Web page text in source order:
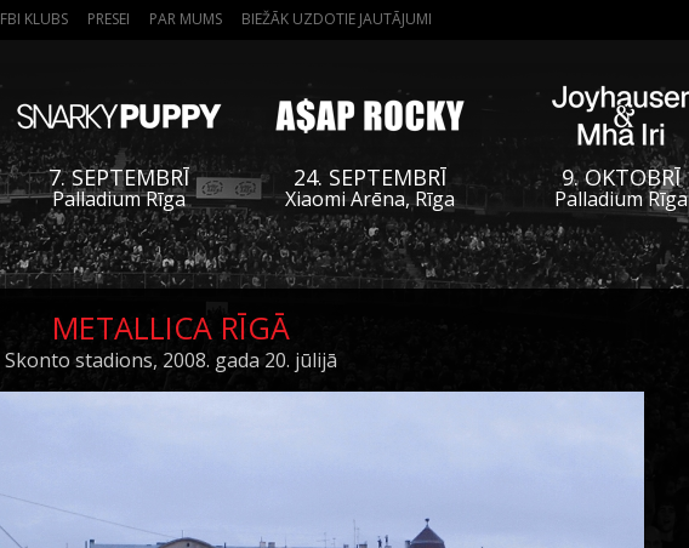
FBI KLUBS PRESEI PAR MUMS BIEŽĀK UZDOTIE JAUTĀJUMI
7. SEPTEMBRĪ
Palladium Rīga
24. SEPTEMBRĪ
Xiaomi Arēna, Rīga
9. OKTOBRĪ
Palladium Rīga
METALLICA RĪGĀ
Skonto stadions, 2008. gada 20. jūlijā